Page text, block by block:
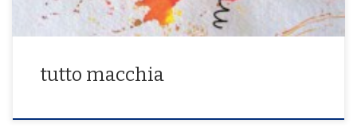
tutto macchia